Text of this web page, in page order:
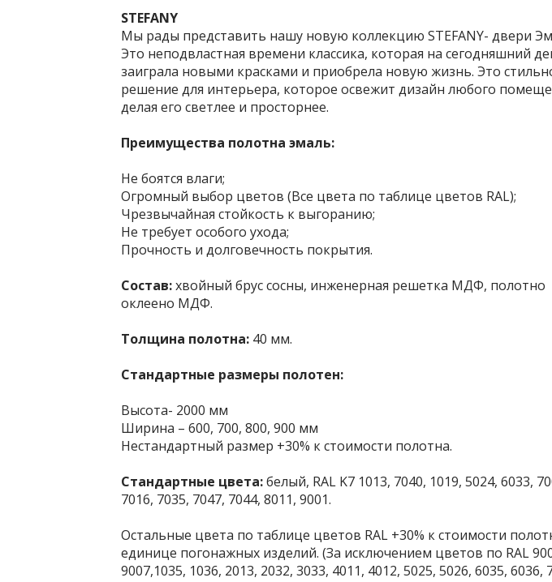
STEFANY
Мы рады представить нашу новую коллекцию STEFANY- двери
Это неподвластная времени классика, которая на сегодняшний
заиграла новыми красками и приобрела новую жизнь. Это
решение для интерьера, которое освежит дизайн любого
делая его светлее и просторнее.
Преимущества полотна эмаль:
Не боятся влаги;
Огромный выбор цветов (Все цвета по таблице цветов RAL);
Чрезвычайная стойкость к выгоранию;
Не требует особого ухода;
Прочность и долговечность покрытия.
Состав:хвойный брус сосны, инженерная решетка МДФ, полотно
оклеено МДФ.
Толщина полотна: 40 мм.
Стандартные размеры полотен:
Высота- 2000 мм
Ширина – 600, 700, 800, 900 мм
Нестандартный размер +30% к стоимости полотна.
Стандартные цвета:белый, RAL K7 1013, 7040, 1019, 5024, 6033,
7016, 7035, 7047, 7044, 8011, 9001.
Остальные цвета по таблице цветов RAL +30% к стоимости
единице погонажных изделий. (За исключением цветов по RAL
9007,1035, 1036, 2013, 2032, 3033, 4011, 4012, 5025, 5026, 6035, 6036,